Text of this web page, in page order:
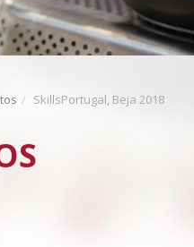
SkillsPortugal, Beja 2018